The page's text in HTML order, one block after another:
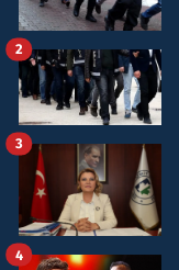
2
3
4